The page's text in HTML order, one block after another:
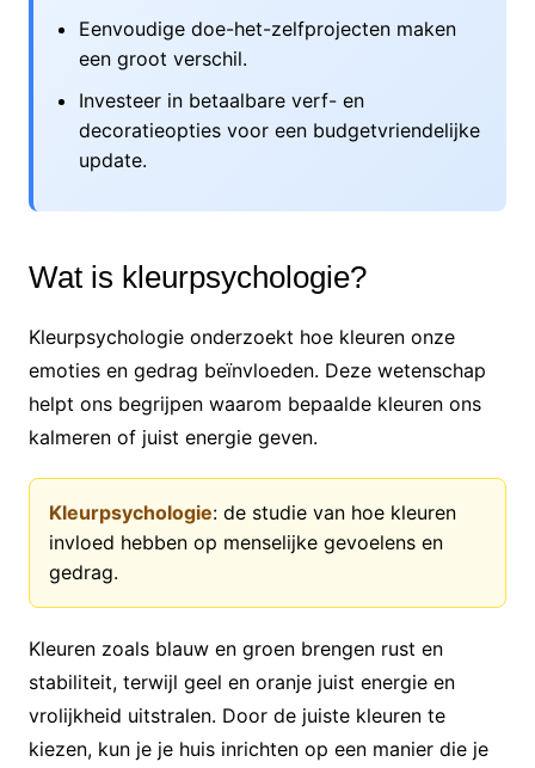
Eenvoudige doe-het-zelfprojecten maken
een groot verschil.
Investeer in betaalbare verf- en
decoratieopties voor een budgetvriendelijke
update.
Wat is kleurpsychologie?
Kleurpsychologie onderzoekt hoe kleuren onze
emoties en gedrag beïnvloeden. Deze wetenschap
helpt ons begrijpen waarom bepaalde kleuren ons
kalmeren of juist energie geven.
Kleurpsychologie: de studie van hoe kleuren
invloed hebben op menselijke gevoelens en
gedrag.
Kleuren zoals blauw en groen brengen rust en
stabiliteit, terwijl geel en oranje juist energie en
vrolijkheid uitstralen. Door de juiste kleuren te
kiezen, kun je je huis inrichten op een manier die je